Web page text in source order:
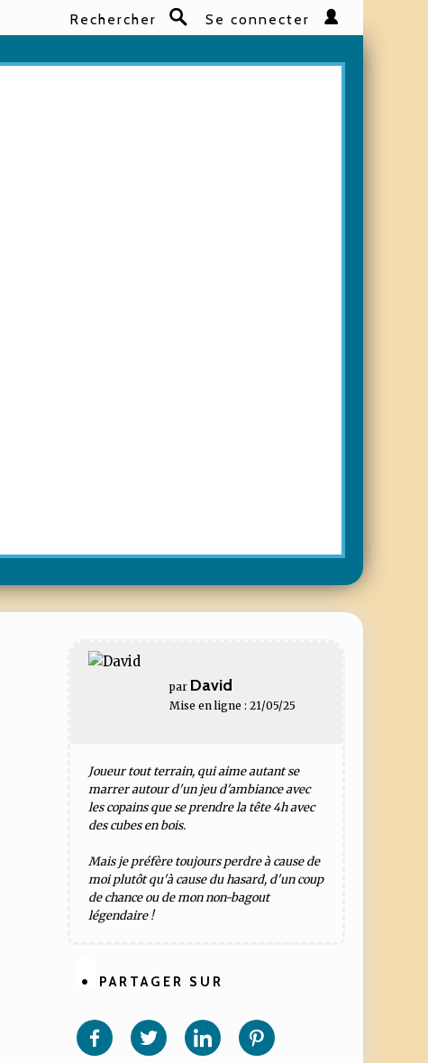
Rechercher Se connecter
par David
Mise en ligne : 21/05/25
Joueur tout terrain, qui aime autant se
marrer autour d'un jeu d'ambiance avec
les copains que se prendre la tête 4h avec
des cubes en bois.
Mais je préfère toujours perdre à cause de
moi plutôt qu'à cause du hasard, d'un coup
de chance ou de mon non-bagout
légendaire !
PARTAGER SUR
sur sur sur